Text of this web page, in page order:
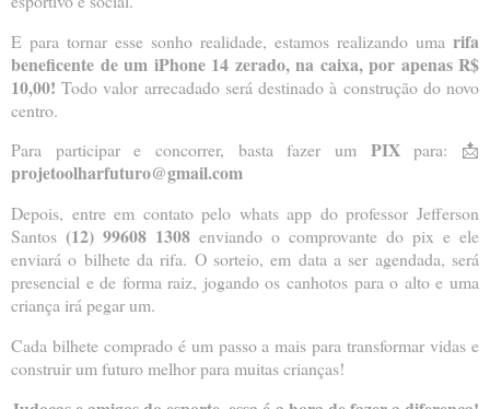
E para tornar esse sonho realidade, estamos realizando uma rifa
beneficente de um iPhone 14 zerado, na caixa, por apenas R$
10,00! Todo valor arrecadado será destinado à construção do novo
centro.
Para participar e concorrer, basta fazer um PIXpara: 📩
projetoolharfuturo@gmail.com
Depois, entre em contato pelo whats app do professor Jefferson
Santos (12) 99608 1308 enviando o comprovante do pix e ele
enviará o bilhete da rifa. O sorteio, em data a ser agendada, será
presencial e de forma raiz, jogando os canhotos para o alto e uma
criança irá pegar um.
Cada bilhete comprado é um passo a mais para transformar vidas e
construir um futuro melhor para muitas crianças!